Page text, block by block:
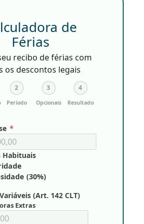
de
Férias
recibo de férias com
os descontos legais
2
Período
3
Opcionais
4
Resultado
*
Habituais
(30%)
(Art. 142 CLT)
Extras